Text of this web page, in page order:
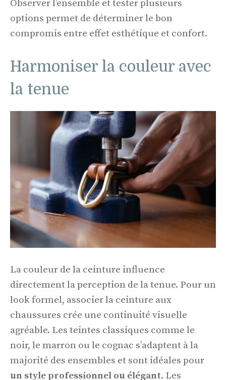
Observer l’ensemble et tester plusieurs
options permet de déterminer le bon
compromis entre effet esthétique et confort.
Harmoniser la couleur avec
la tenue
La couleur de la ceinture influence
directement la perception de la tenue. Pour un
look formel, associer la ceinture aux
chaussures crée une continuité visuelle
agréable. Les teintes classiques comme le
noir, le marron ou le cognac s’adaptent à la
majorité des ensembles et sont idéales pour
un style professionnel ou élégant. Les